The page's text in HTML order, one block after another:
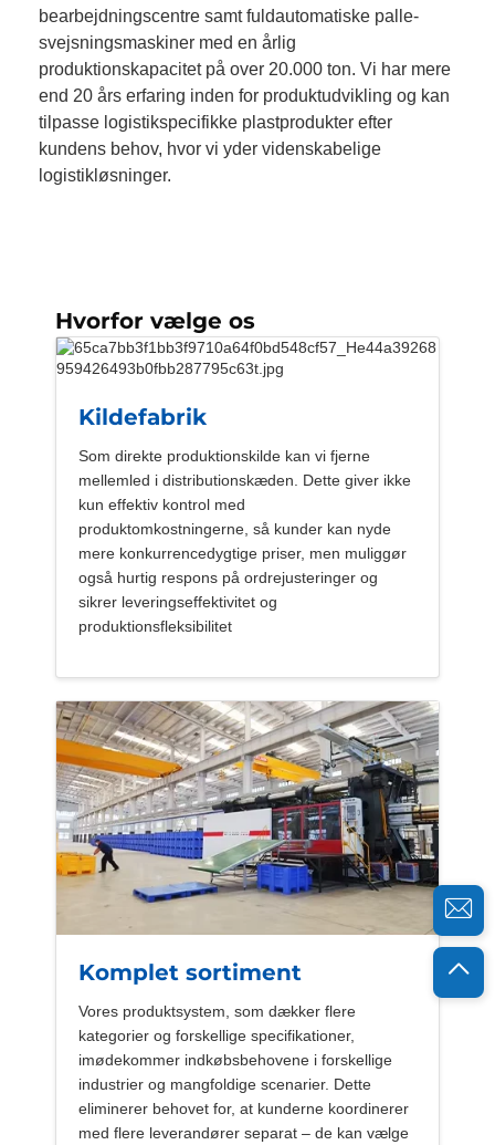
bearbejdningscentre samt fuldautomatiske palle-
svejsningsmaskiner med en årlig
produktionskapacitet på over 20.000 ton. Vi har mere
end 20 års erfaring inden for produktudvikling og kan
tilpasse logistikspecifikke plastprodukter efter
kundens behov, hvor vi yder videnskabelige
logistikløsninger.
Hvorfor vælge os
Kildefabrik
Som direkte produktionskilde kan vi fjerne
mellemled i distributionskæden. Dette giver ikke
kun effektiv kontrol med
produktomkostningerne, så kunder kan nyde
mere konkurrencedygtige priser, men muliggør
også hurtig respons på ordrejusteringer og
sikrer leveringseffektivitet og
produktionsfleksibilitet
Komplet sortiment
Vores produktsystem, som dækker flere
kategorier og forskellige specifikationer,
imødekommer indkøbsbehovene i forskellige
industrier og mangfoldige scenarier. Dette
eliminerer behovet for, at kunderne koordinerer
med flere leverandører separat – de kan vælge